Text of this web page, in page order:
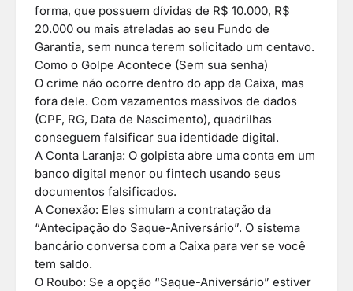
forma, que possuem dívidas de R$ 10.000, R$
20.000 ou mais atreladas ao seu Fundo de
Garantia, sem nunca terem solicitado um centavo.
Como o Golpe Acontece (Sem sua senha)
O crime não ocorre dentro do app da Caixa, mas
fora dele. Com vazamentos massivos de dados
(CPF, RG, Data de Nascimento), quadrilhas
conseguem falsificar sua identidade digital.
A Conta Laranja: O golpista abre uma conta em um
banco digital menor ou fintech usando seus
documentos falsificados.
A Conexão: Eles simulam a contratação da
“Antecipação do Saque-Aniversário”. O sistema
bancário conversa com a Caixa para ver se você
tem saldo.
O Roubo: Se a opção “Saque-Aniversário” estiver